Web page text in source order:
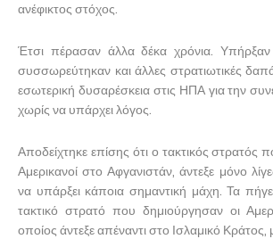
ανέφικτος στόχος.
Έτσι πέρασαν άλλα δέκα χρόνια. Υπήρξαν
συσσωρεύτηκαν και άλλες στρατιωτικές
εσωτερική δυσαρέσκεια στις ΗΠΑ για την
χωρίς να υπάρχει λόγος.
Αποδείχτηκε επίσης ότι ο τακτικός στρατός
Αμερικανοί στο Αφγανιστάν, άντεξε μόνο
να υπάρξει κάποια σημαντική μάχη. Τα
τακτικό στρατό που δημιούργησαν οι
οποίος άντεξε απέναντι στο Ισλαμικό Κράτος,